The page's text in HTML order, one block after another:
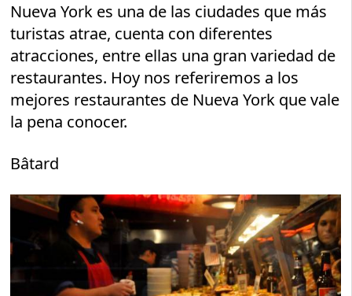
Nueva York es una de las ciudades que más
turistas atrae, cuenta con diferentes
atracciones, entre ellas una gran variedad de
restaurantes. Hoy nos referiremos a los
mejores restaurantes de Nueva York que vale
la pena conocer.
Bâtard